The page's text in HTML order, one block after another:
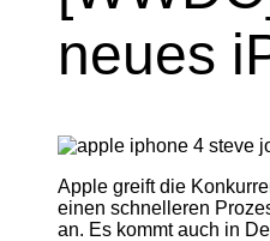
neues
Apple greift die
einen schnelleren
an. Es kommt auch in